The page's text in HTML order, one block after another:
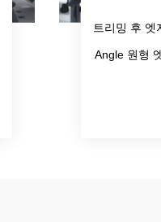
트리밍 후 엣
Angle 원형